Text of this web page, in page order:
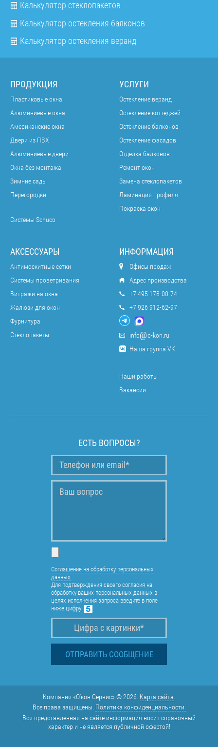
Калькулятор стеклопакетов
Калькулятор остекления балконов
Калькулятор остекления веранд
ПРОДУКЦИЯ
Пластиковые окна
Алюминиевые окна
Американские окна
Двери из ПВХ
Алюминиевые двери
Окна без монтажа
Зимние сады
Перегородки
Системы Schuco
УСЛУГИ
Остекление веранд
Остекление коттеджей
Остекление балконов
Остекление фасадов
Отделка балконов
Ремонт окон
Замена стеклопакетов
Ламинация профиля
Покраска окон
АКСЕССУАРЫ
Антимоскитные сетки
Системы проветривания
Витражи на окна
Жалюзи для окон
Фурнитура
Стеклопакеты
ИНФОРМАЦИЯ
Офисы продаж
Адрес производства
+7 495 178-00-74
+7 926 912-62-97
info
o-kon.ru
Наша группа VK
Наши работы
Вакансии
ЕСТЬ ВОПРОСЫ?
Соглашение на обработку персональных
данных
Для подтверждения своего согласия на
обработку ваших персональных данных в
целях исполнения запроса введите в поле
ниже цифру
Компания «О'кон Сервис» © 2026. Карта сайта
Все права защищены. Политика конфиденциальности.
Вся представленная на сайте информация носит справочный
характер и не является публичной офертой!